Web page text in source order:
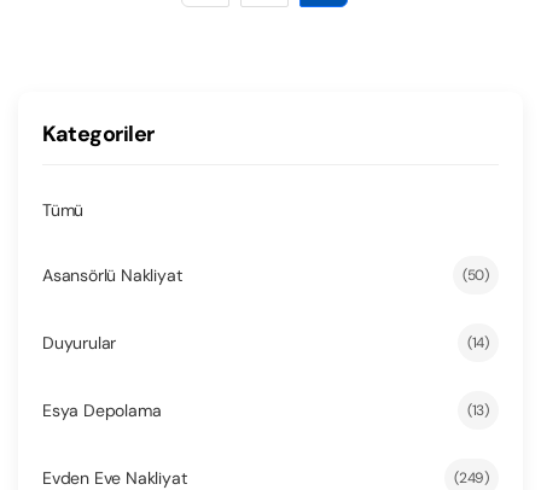
Kategoriler
Tümü
Asansörlü Nakliyat (50)
Duyurular (14)
Esya Depolama (13)
Evden Eve Nakliyat (249)